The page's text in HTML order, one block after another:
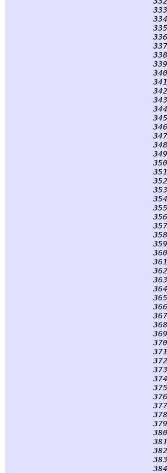
333
334
335
336
337
338
339
340
341
342
343
344
345
346
347
348
349
350
351
352
353
354
355
356
357
358
359
360
361
362
363
364
365
366
367
368
369
370
371
372
373
374
375
376
377
378
379
380
381
382
383
384